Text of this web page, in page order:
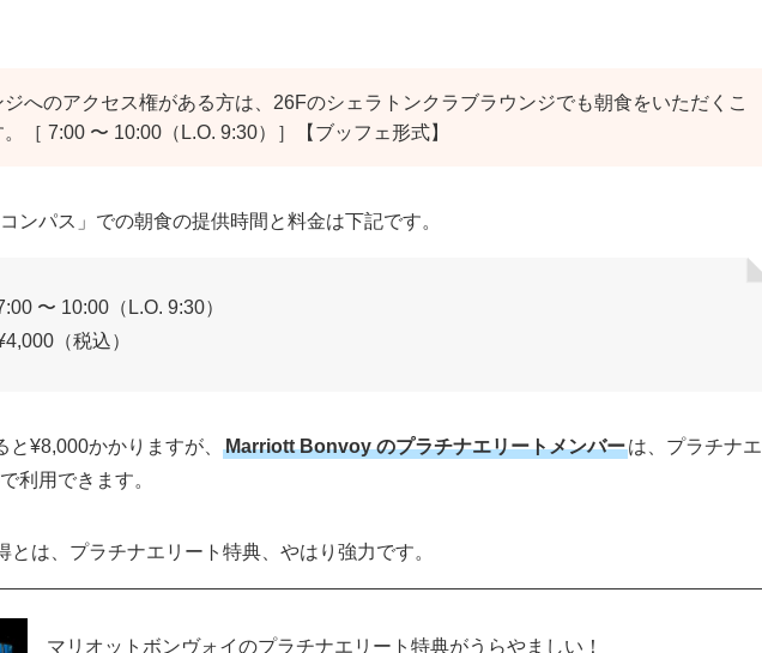
ジへのアクセス権がある方は、26Fのシェラトンクラブラウンジでも朝食をいただくこ
［ 7:00 〜 10:00（L.O. 9:30）］【ブッフェ形式】
ンパス」での朝食の提供時間と料金は下記です。
10:00（L.O. 9:30）
税込）
¥8,000かかりますが、 Marriott Bonvoy のプラチナエリートメンバーは、プラチナエ
利用できます。
とは、プラチナエリート特典、やはり強力です。
マリオットボンヴォイのプラチナエリート特典がうらやましい！